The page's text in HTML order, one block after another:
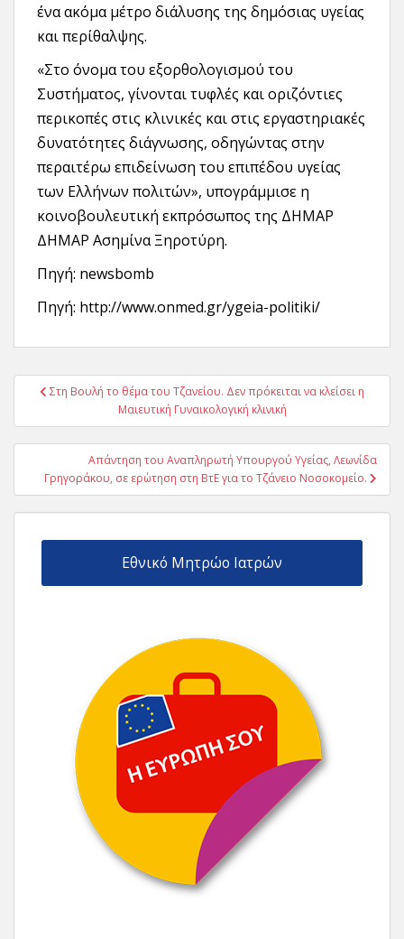
ένα ακόμα μέτρο διάλυσης της δημόσιας υγείας
και περίθαλψης.
«Στο όνομα του εξορθολογισμού του
Συστήματος, γίνονται τυφλές και οριζόντιες
περικοπές στις κλινικές και στις εργαστηριακές
δυνατότητες διάγνωσης, οδηγώντας στην
περαιτέρω επιδείνωση του επιπέδου υγείας
των Ελλήνων πολιτών», υπογράμμισε η
κοινοβουλευτική εκπρόσωπος της ΔΗΜΑΡ
ΔΗΜΑΡ Ασημίνα Ξηροτύρη.
Πηγή: newsbomb
Πηγή: http://www.onmed.gr/ygeia-politiki/
Πλοήγηση
Στη Βουλή το θέμα του Τζανείου. Δεν πρόκειται να κλείσει η
Μαιευτική Γυναικολογική κλινική
Απάντηση του Αναπληρωτή Υπουργού Υγείας, Λεωνίδα
Γρηγοράκου, σε ερώτηση στη ΒτΕ για το Τζάνειο Νοσοκομείο.
Εθνικό Μητρώο Ιατρών